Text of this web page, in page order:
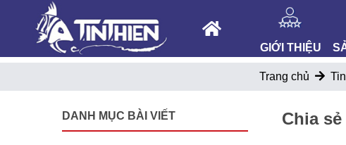
GIỚI THIỆU
Trang chủ
DANH MỤC BÀI VIẾT Chia